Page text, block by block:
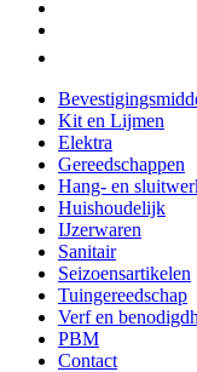
Kit en Lijmen
Elektra
Gereedschappen
Hang- en
Huishoudelijk
IJzerwaren
Sanitair
Seizoensartikelen
Tuingereedschap
Verf en
PBM
Contact